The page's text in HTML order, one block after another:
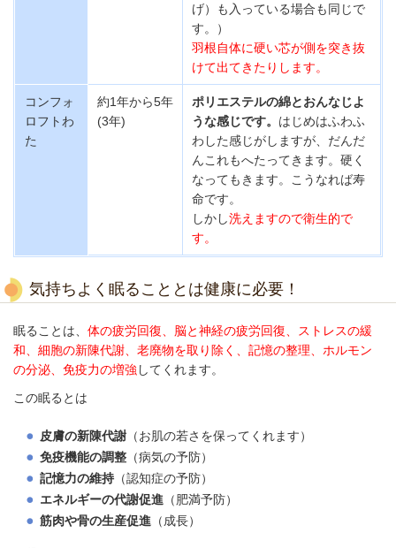
げ）も入っている場合も同じで
す。）
羽根自体に硬い芯が側を突き抜
けて出てきたりします。
コンフォ
ロフトわ
た
約1年から5年
(3年)
ポリエステルの綿とおんなじよ
うな感じです。 はじめはふわふ
わした感じがしますが、だんだ
んこれもへたってきます。硬く
なってもきます。こうなれば寿
命です。
しかし洗えますので衛生的で
す。
気持ちよく眠ることとは健康に必要！
眠ることは、 体の疲労回復、脳と神経の疲労回復、ストレスの緩
和、細胞の新陳代謝、老廃物を取り除く、 記憶の整理 、ホルモン
の分泌、免疫力の増強 してくれます。
この眠るとは
皮膚の新陳代謝 （お肌の若さを保ってくれます）
免疫機能の調整 （病気の予防）
記憶力の維持 （認知症の予防）
エネルギーの代謝促進 （肥満予防）
筋肉や骨の生産促進 （成長）